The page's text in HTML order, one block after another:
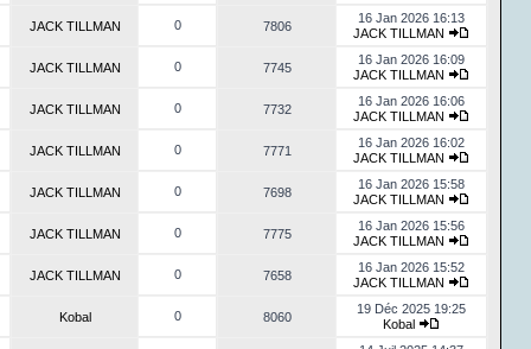
JACK TILLMAN 0 7806
16 Jan 2026 16:13
JACK TILLMAN
JACK TILLMAN 0 7745
16 Jan 2026 16:09
JACK TILLMAN
JACK TILLMAN 0 7732
16 Jan 2026 16:06
JACK TILLMAN
JACK TILLMAN 0 7771
16 Jan 2026 16:02
JACK TILLMAN
JACK TILLMAN 0 7698
16 Jan 2026 15:58
JACK TILLMAN
JACK TILLMAN 0 7775
16 Jan 2026 15:56
JACK TILLMAN
JACK TILLMAN 0 7658
16 Jan 2026 15:52
JACK TILLMAN
Kobal 0 8060
19 Déc 2025 19:25
Kobal